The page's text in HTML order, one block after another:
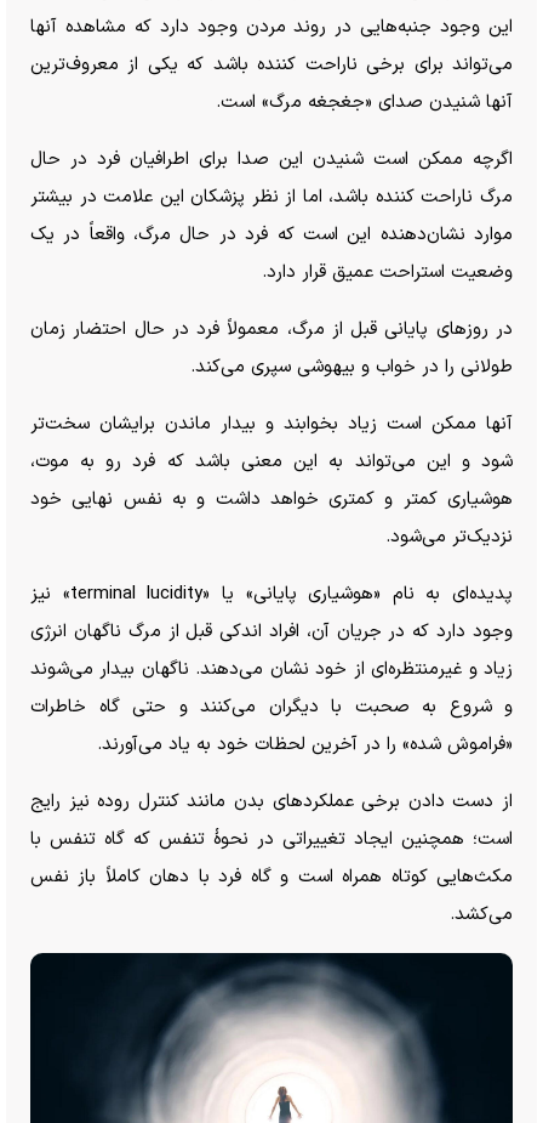
این وجود جنبه‌هایی در روند مردن وجود دارد که مشاهده آنها
می‌تواند برای برخی ناراحت کننده باشد که یکی از معروف‌ترین
آنها شنیدن صدای «جغجغه مرگ» است.
اگرچه ممکن است شنیدن این صدا برای اطرافیان فرد در حال
مرگ ناراحت کننده باشد، اما از نظر پزشکان این علامت در بیشتر
موارد نشان‌دهنده این است که فرد در حال مرگ، واقعاً در یک
وضعیت استراحت عمیق قرار دارد.
در روز‌های پایانی قبل از مرگ، معمولاً فرد در حال احتضار زمان
طولانی را در خواب و بیهوشی سپری می‌کند.
آنها ممکن است زیاد بخوابند و بیدار ماندن برایشان سخت‌تر
شود و این می‌تواند به این معنی باشد که فرد رو به موت،
هوشیاری کمتر و کمتری خواهد داشت و به نفس نهایی خود
نزدیک‌تر می‌شود.
پدیده‌ای به نام «هوشیاری پایانی» یا «terminal lucidity» نیز
وجود دارد که در جریان آن، افراد اندکی قبل از مرگ ناگهان انرژی
زیاد و غیرمنتظره‌ای از خود نشان می‌دهند. ناگهان بیدار می‌شوند
و شروع به صحبت با دیگران می‌کنند و حتی گاه خاطرات
«فراموش شده» را در آخرین لحظات خود به یاد می‌آورند.
از دست دادن برخی عملکرد‌های بدن مانند کنترل روده نیز رایج
است؛ همچنین ایجاد تغییراتی در نحوۀ تنفس که گاه تنفس با
مکث‌هایی کوتاه همراه است و گاه فرد با دهان کاملاً باز نفس
می‌کشد.